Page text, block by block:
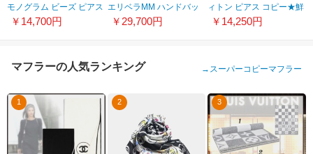
モノグラム ビーズ ピアス
コピー M00320
￥14,700円
エリベラMM ハンドバッ
グ N41434
￥29,700円
ィトン ピアス コピー★鮮
やか 大胆 ピアス MP3075
￥14,250円
マフラーの人気ランキング → スーパーコピーマフラー
1 2 3